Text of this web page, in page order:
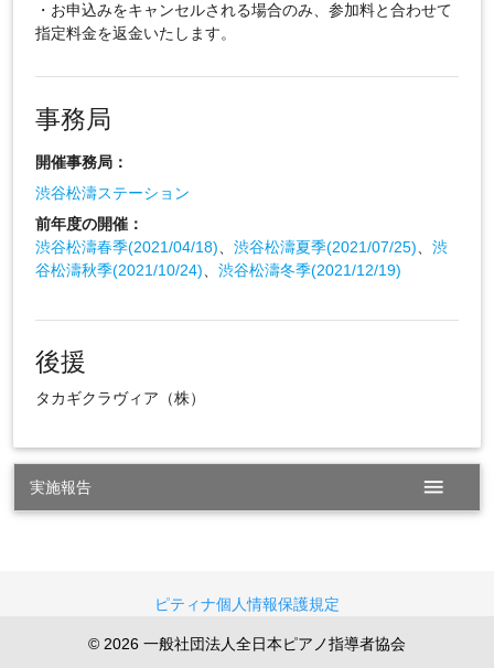
・お申込みをキャンセルされる場合のみ、参加料と合わせて
指定料金を返金いたします。
事務局
開催事務局：
渋谷松濤ステーション
前年度の開催：
渋谷松濤春季(2021/04/18)
渋谷松濤夏季(2021/07/25)
渋
谷松濤秋季(2021/10/24)
渋谷松濤冬季(2021/12/19)
後援
タカギクラヴィア（株）
実施報告 menu
ピティナ個人情報保護規定
© 2026 一般社団法人全日本ピアノ指導者協会